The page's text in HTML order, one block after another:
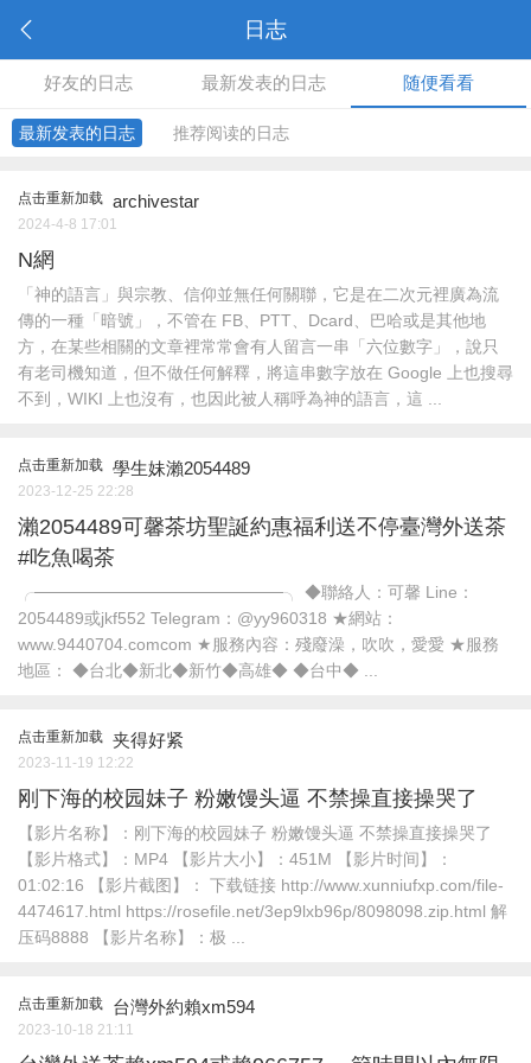
日志
好友的日志 最新发表的日志 随便看看
最新发表的日志 推荐阅读的日志
点击重新加载 archivestar
2024-4-8 17:01
N網
「神的語言」與宗教、信仰並無任何關聯，它是在二次元裡廣為流
傳的一種「暗號」，不管在 FB、PTT、Dcard、巴哈或是其他地
方，在某些相關的文章裡常常會有人留言一串「六位數字」，說只
有老司機知道，但不做任何解釋，將這串數字放在 Google 上也搜尋
不到，WIKI 上也沒有，也因此被人稱呼為神的語言，這 ...
点击重新加载 學生妹瀨2054489
2023-12-25 22:28
瀨2054489可馨茶坊聖誕約惠福利送不停臺灣外送茶
#吃魚喝茶
╭─────────────────────╮ ◆聯絡人：可馨 Line：
2054489或jkf552 Telegram：@yy960318 ★網站：
www.9440704.comcom ★服務內容：殘廢澡，吹吹，愛愛 ★服務
地區： ◆台北◆新北◆新竹◆高雄◆ ◆台中◆ ...
点击重新加载 夹得好紧
2023-11-19 12:22
刚下海的校园妹子 粉嫩馒头逼 不禁操直接操哭了
【影片名称】：刚下海的校园妹子 粉嫩馒头逼 不禁操直接操哭了
【影片格式】：MP4 【影片大小】：451M 【影片时间】：
01:02:16 【影片截图】： 下载链接 http://www.xunniufxp.com/file-
4474617.html https://rosefile.net/3ep9lxb96p/8098098.zip.html 解
压码8888 【影片名称】：极 ...
点击重新加载 台灣外約賴xm594
2023-10-18 21:11